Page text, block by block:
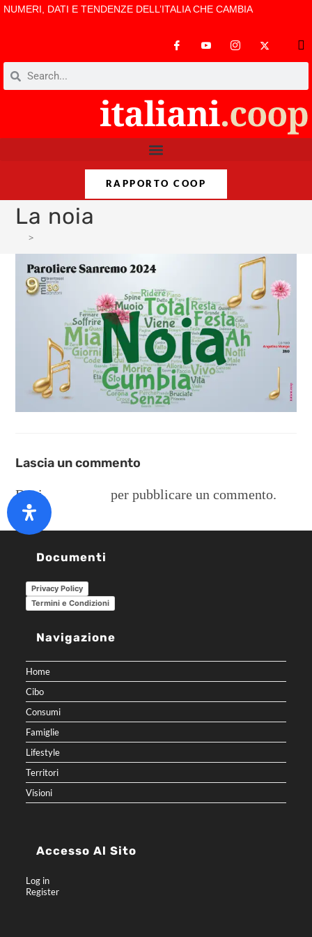
NUMERI, DATI E TENDENZE DELL’ITALIA CHE CAMBIA
RAPPORTO COOP
La noia
>
Lascia un commento
Deviconnetterti per pubblicare un commento.
Documenti
Privacy Policy
Termini e Condizioni
Navigazione
Home
Cibo
Consumi
Famiglie
Lifestyle
Territori
Visioni
Accesso Al Sito
Log in
Register